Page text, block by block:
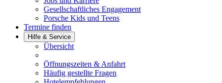
Gesellschaftliches Engagement
Porsche Kids und Teens
Termine finden
Hilfe & Service
Übersicht
Öffnungszeiten & Anfahrt
Häufig gestellte Fragen